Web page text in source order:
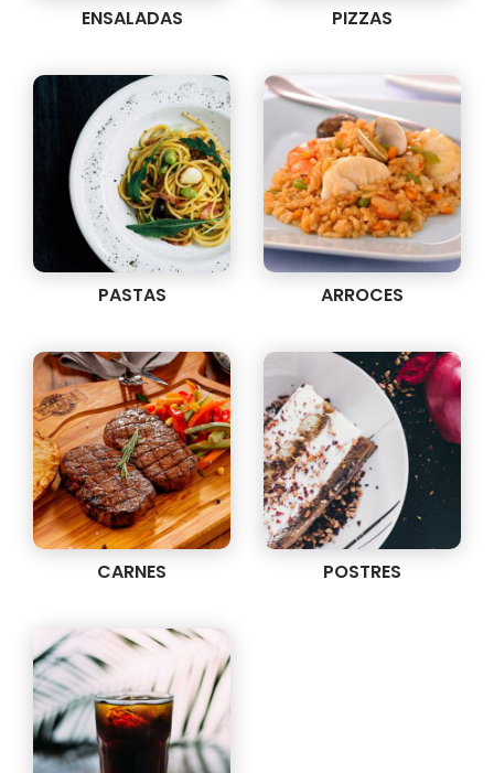
ENSALADAS PIZZAS
PASTAS ARROCES
CARNES POSTRES